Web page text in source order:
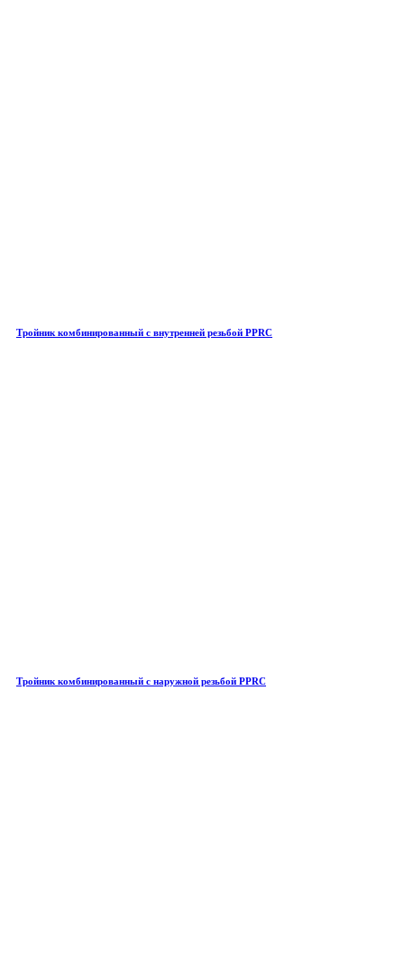
Тройник комбинированный с внутренней резьбой PPRC
Тройник комбинированный с наружной резьбой PPRC